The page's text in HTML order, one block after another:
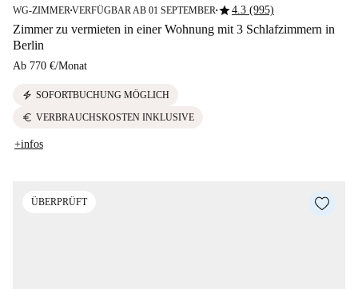
WG-ZIMMER ■VERFÜGBAR AB 01 SEPTEMBER ■star4.3 (995)
Zimmer zu vermieten in einer Wohnung mit 3 Schlafzimmern in
Berlin
Ab 770 €/Monat
electric_bolt SOFORTBUCHUNG MÖGLICH
euro VERBRAUCHSKOSTEN INKLUSIVE
+infos
ÜBERPRÜFT